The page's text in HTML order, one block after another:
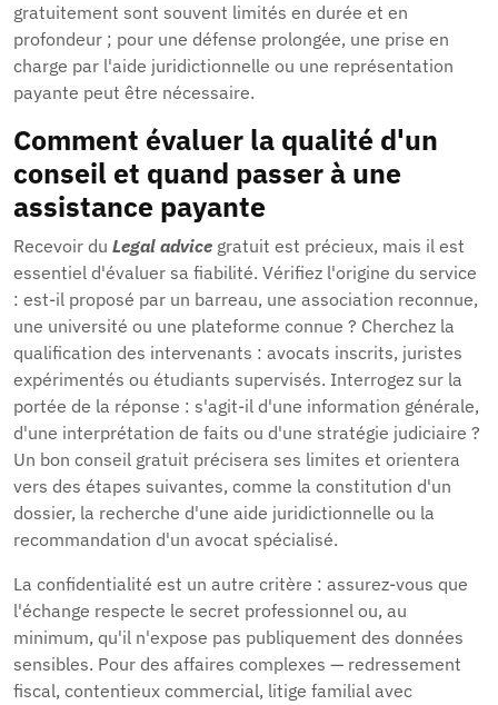
gratuitement sont souvent limités en durée et en
profondeur ; pour une défense prolongée, une prise en
charge par l'aide juridictionnelle ou une représentation
payante peut être nécessaire.
Comment évaluer la qualité d'un
conseil et quand passer à une
assistance payante
Recevoir du Legal advice gratuit est précieux, mais il est
essentiel d'évaluer sa fiabilité. Vérifiez l'origine du service
: est-il proposé par un barreau, une association reconnue,
une université ou une plateforme connue ? Cherchez la
qualification des intervenants : avocats inscrits, juristes
expérimentés ou étudiants supervisés. Interrogez sur la
portée de la réponse : s'agit-il d'une information générale,
d'une interprétation de faits ou d'une stratégie judiciaire ?
Un bon conseil gratuit précisera ses limites et orientera
vers des étapes suivantes, comme la constitution d'un
dossier, la recherche d'une aide juridictionnelle ou la
recommandation d'un avocat spécialisé.
La confidentialité est un autre critère : assurez-vous que
l'échange respecte le secret professionnel ou, au
minimum, qu'il n'expose pas publiquement des données
sensibles. Pour des affaires complexes — redressement
fiscal, contentieux commercial, litige familial avec